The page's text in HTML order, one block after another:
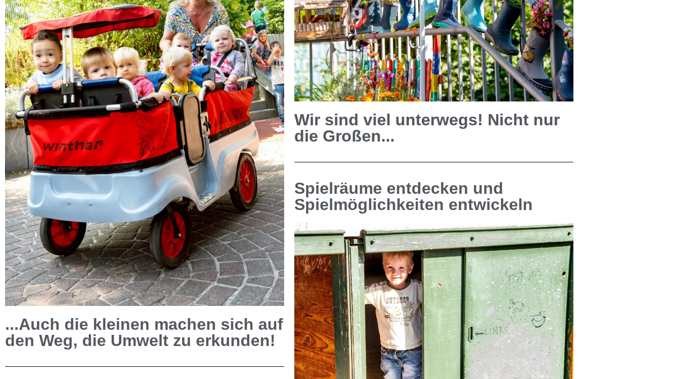
...Auch die kleinen machen sich auf
den Weg, die Umwelt zu erkunden!
Wir sind viel unterwegs! Nicht nur
die Großen...
Spielräume entdecken und
Spielmöglichkeiten entwickeln